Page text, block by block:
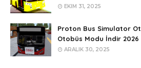
EKIM 31, 2025
Proton Bus Simulator
Otobüs Modu İndir 2026
ARALIK 30, 2025